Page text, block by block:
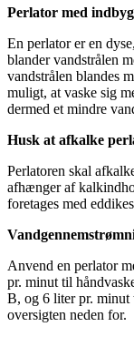
Perlator med
En perlator er en
blander vandstrålen
vandstrålen blandes
muligt, at vaske sig
dermed et mindre
Husk at afkalke
Perlatoren skal
afhænger af
foretages med
Anvend en perlator
pr. minut til
B, og 6 liter pr.
oversigten neden for.